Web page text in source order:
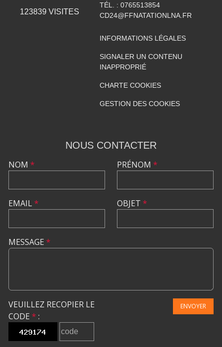
123839 VISITES
TÉL. : 0765513854
CD24@FFNATATIONLNA.FR
INFORMATIONS LÉGALES
SIGNALER UN CONTENU
INAPPROPRIÉ
CHARTE COOKIES
GESTION DES COOKIES
NOUS CONTACTER
NOM *
EMAIL*
PRÉNOM *
OBJET *
MESSAGE *
VEUILLEZ RECOPIER LE
CODE * :
ENVOYER